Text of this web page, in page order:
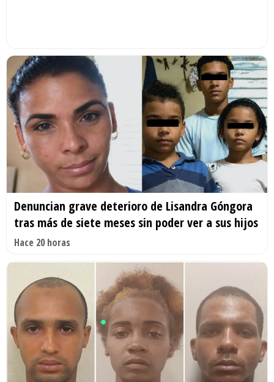
Denuncian grave deterioro de Lisandra Góngora
tras más de siete meses sin poder ver a sus hijos
Hace 20 horas